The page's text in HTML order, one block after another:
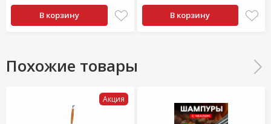
В корзину В корзину
Похожие товары
Акция